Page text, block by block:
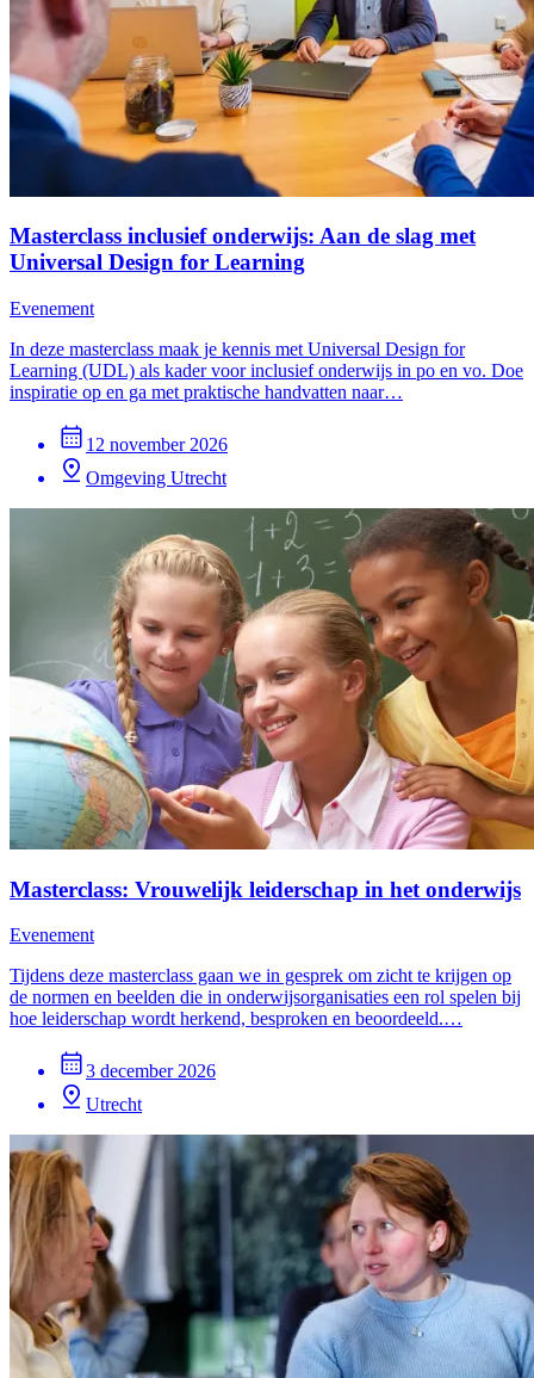
Masterclass inclusief onderwijs: Aan de slag met
Universal Design for Learning
Evenement
In deze masterclass maak je kennis met Universal Design for
Learning (UDL) als kader voor inclusief onderwijs in po en vo. Doe
inspiratie op en ga met praktische handvatten naar…
12 november 2026
Omgeving Utrecht
Masterclass: Vrouwelijk leiderschap in het onderwijs
Evenement
Tijdens deze masterclass gaan we in gesprek om zicht te krijgen op
de normen en beelden die in onderwijsorganisaties een rol spelen bij
hoe leiderschap wordt herkend, besproken en beoordeeld.…
3 december 2026
Utrecht